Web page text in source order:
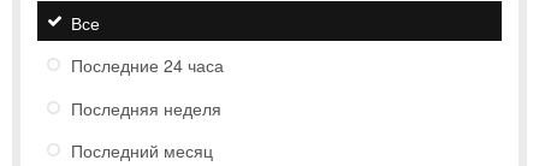
Все
Последние 24 часа
Последняя неделя
Последний месяц